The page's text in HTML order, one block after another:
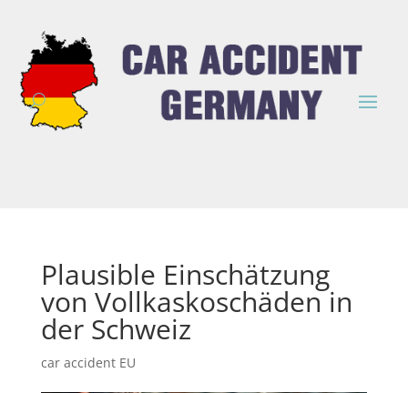
Plausible Einschätzung
von Vollkaskoschäden in
der Schweiz
car accident EU